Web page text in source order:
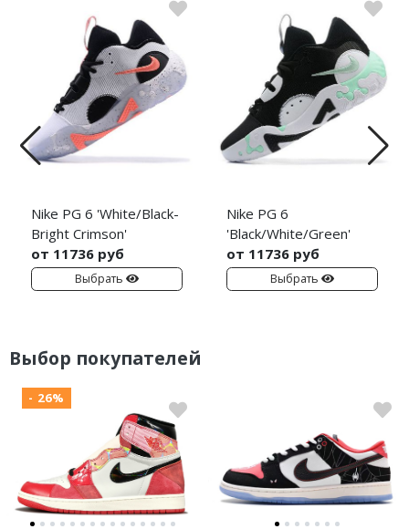
Nike PG 6 'White/Black-
Bright Crimson'
от 11736 руб
Выбрать
Nike PG 6
'Black/White/Green'
от 11736 руб
Выбрать
Выбор покупателей
- 26%